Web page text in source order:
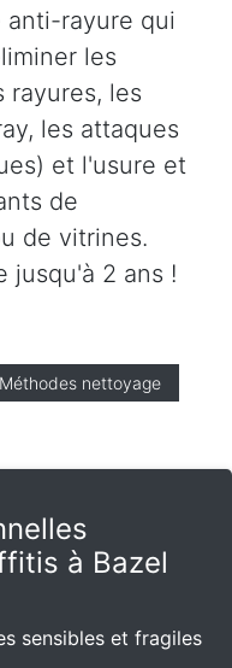
rayure qui
les
rayures, les
les attaques
et l'usure et
de
de vitrines.
jusqu'à 2 ans !
Méthodes nettoyage
à Bazel
sensibles et fragiles